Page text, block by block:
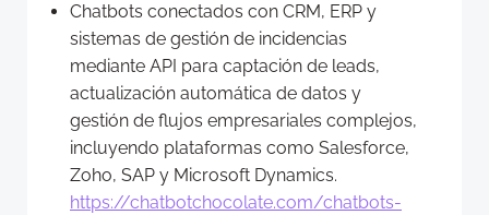
Chatbots conectados con CRM, ERP y
sistemas de gestión de incidencias
mediante API para captación de leads,
actualización automática de datos y
gestión de flujos empresariales complejos,
incluyendo plataformas como Salesforce,
Zoho, SAP y Microsoft Dynamics.
https://chatbotchocolate.com/chatbots-